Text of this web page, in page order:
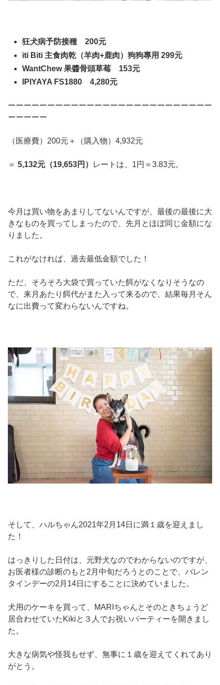
狂犬病予防接種 200元
iti Biti 主食肉乾（羊肉+鹿肉）狗狗專用 299元
WantChew 果醬骨頭草莓 153元
IPIYAYA FS1880 4,280元
ーーーーーーーーーーーーーーーーーーーーーーーーーー
ーーーーー
（医療費）200元＋（購入物）4,932元
＝ 5,132元（19,653円） レートは、1円＝3.83元。
今月は買い物をあまりしてないんですが、最後の最後に大
きなものを買ってしまったので、先月とほぼ同じ金額にな
りました。
これがなければ、過去最低金額でした！
ただ、そろそろ大袋で買っていた餌がなくなりそうなの
で、来月あたり餌代がまた入って来るので、結果毎月そん
なに出費って変わらないんですね。
そして、ハルちゃん2021年2月14日に満１歳を迎えまし
た！
はっきりした日付は、元野犬なのでわからないのですが、
お医者様の診断のもと2月中旬だろうとのことで、バレン
タインデーの2月14日にすることに決めていました。
犬用のケーキを買って、MARIちゃんとそのときちょうど
居合わせていたKikiと３人でお祝いパーティーを開きまし
た。
大きな病気や怪我もせず、無事に１歳を迎えてくれてあり
がとう。